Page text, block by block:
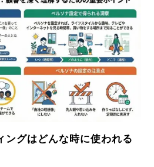
ングはどんな時に使われる